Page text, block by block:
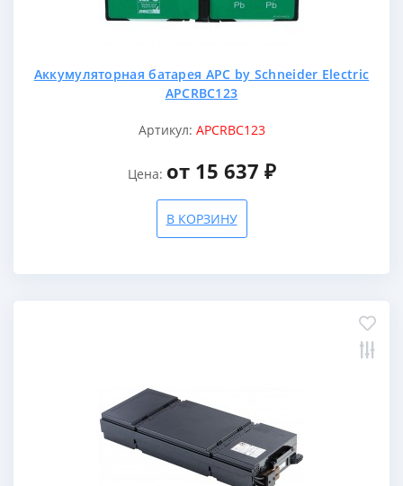
Аккумуляторная батарея APC by Schneider Electric
APCRBC123
Артикул: APCRBC123
Цена: от 15 637 ₽
В КОРЗИНУ